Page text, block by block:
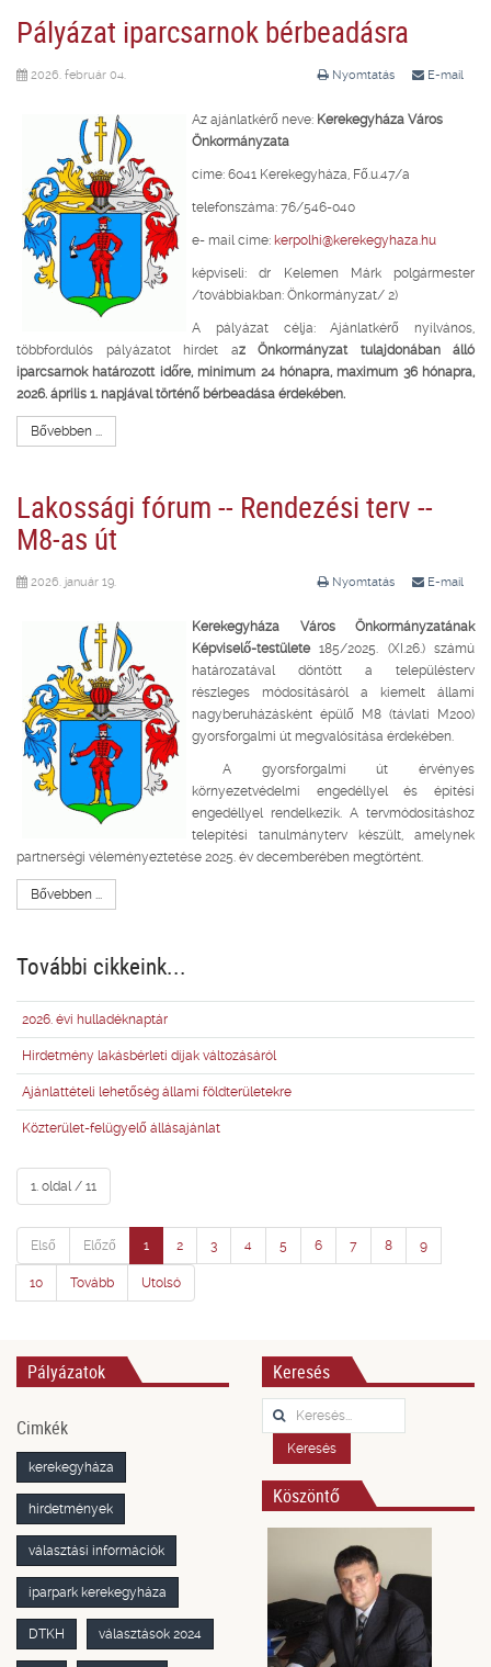
Pályázat iparcsarnok bérbeadásra
Nyomtatás E-mail
2026. február 04.
Az ajánlatkérő neve: Kerekegyháza Város
Önkormányzata
címe: 6041 Kerekegyháza, Fő.u.47/a
telefonszáma: 76/546-040
e- mail címe: kerpolhi@kerekegyhaza.hu
képviseli: dr Kelemen Márk polgármester
/továbbiakban: Önkormányzat/ 2)
A pályázat célja: Ajánlatkérő nyilvános,
többfordulós pályázatot hirdet az Önkormányzat tulajdonában álló
iparcsarnok határozott időre, minimum 24 hónapra, maximum 36 hónapra,
2026. április 1. napjával történő bérbeadása érdekében.
Bővebben ...
Lakossági fórum -- Rendezési terv --
M8-as út
Nyomtatás E-mail
2026. január 19.
Kerekegyháza Város Önkormányzatának
Képviselő-testülete185/2025. (XI.26.) számú
határozatával döntött a településterv
részleges módosításáról a kiemelt állami
nagyberuházásként épülő M8 (távlati M200)
gyorsforgalmi út megvalósítása érdekében.
A gyorsforgalmi út érvényes
környezetvédelmi engedéllyel és építési
engedéllyel rendelkezik. A tervmódosításhoz
telepítési tanulmányterv készült, amelynek
partnerségi véleményeztetése 2025. év decemberében megtörtént.
Bővebben ...
További cikkeink...
2026. évi hulladéknaptár
Hirdetmény lakásbérleti díjak változásáról
Ajánlattételi lehetőség állami földterületekre
Közterület-felügyelő állásajánlat
1. oldal / 11
Első Előző 1 2 3 4 5 6 7 8 9
10 Tovább Utolsó
Pályázatok
Cimkék
kerekegyháza
hirdetmények
választási információk
iparpark kerekegyháza
DTKH választások 2024
Keresés
Keresés...
Keresés
Köszöntő